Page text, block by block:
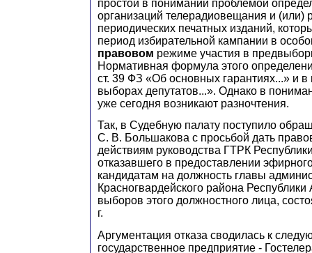
простой в понимании проблемой
организаций телерадиовещания и (или)
периодических печатных изданий,
период избирательной кампании в
правовом режиме участия в
Нормативная формула этого
ст. 39 ФЗ «Об основных гарантиях...» и
выборах депутатов...». Однако в
уже сегодня возникают разночтения.
Так, в Судебную палату поступило
С. В. Большакова с просьбой дать
действиям руководства ГТРК
отказавшего в предоставлении
кандидатам на должность главы
Красногвардейского района
выборов этого должностного лица,
г.
Аргументация отказа сводилась к
государственное предприятие -